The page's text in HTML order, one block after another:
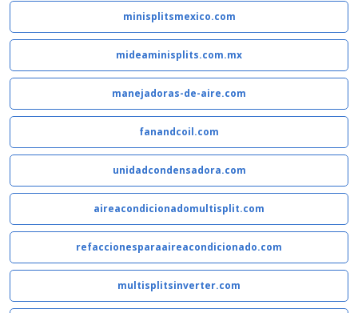
minisplitsmexico.com
mideaminisplits.com.mx
manejadoras-de-aire.com
fanandcoil.com
unidadcondensadora.com
aireacondicionadomultisplit.com
refaccionesparaaireacondicionado.com
multisplitsinverter.com